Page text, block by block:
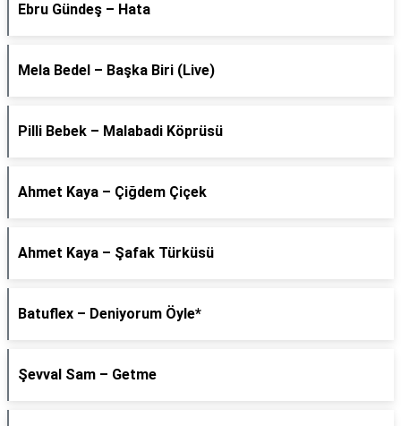
Ebru Gündeş – Hata
Mela Bedel – Başka Biri (Live)
Pilli Bebek – Malabadi Köprüsü
Ahmet Kaya – Çiğdem Çiçek
Ahmet Kaya – Şafak Türküsü
Batuflex – Deniyorum Öyle*
Şevval Sam – Getme